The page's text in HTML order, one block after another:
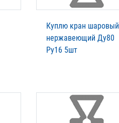
Куплю кран шаровый
нержавеющий Ду80
Ру16 5шт